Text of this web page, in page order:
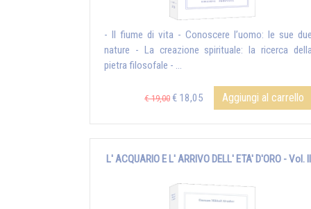
- Il fiume di vita - Conoscere l’uomo: le sue
nature - La creazione spirituale: la ricerca
pietra filosofale - ...
€ 19,00 € 18,05 Aggiungi al carrello
L' ACQUARIO E L' ARRIVO DELL' ETA' D'ORO - Vol. II